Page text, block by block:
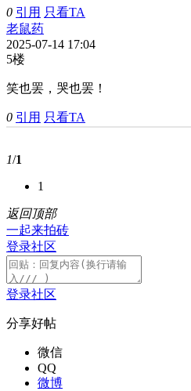
0 引用 只看TA
老鼠药
2025-07-14 17:04
5楼
笑也罢，哭也罢！
0 引用 只看TA
1/1
1
返回顶部
一起来拍砖
登录社区
登录社区
分享好帖
微信
QQ
微博